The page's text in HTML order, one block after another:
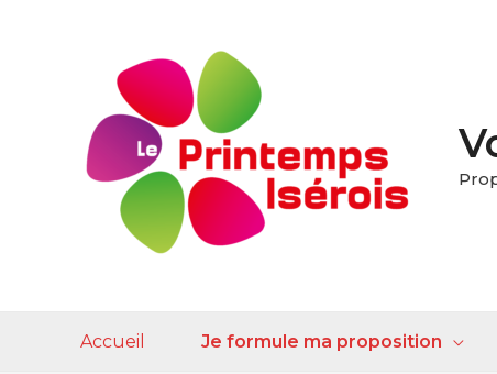
Accueil Je formule ma proposition